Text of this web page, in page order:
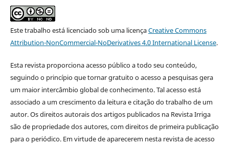
Este trabalho está licenciado sob uma licençaCreative Commons
Attribution-NonCommercial-NoDerivatives 4.0 International License.
Esta revista proporciona acesso público a todo seu conteúdo,
seguindo o princípio que tornar gratuito o acesso a pesquisas gera
um maior intercâmbio global de conhecimento. Tal acesso está
associado a um crescimento da leitura e citação do trabalho de um
autor. Os direitos autorais dos artigos publicados na Revista Irriga
são de propriedade dos autores, com direitos de primeira publicação
para o periódico. Em virtude de aparecerem nesta revista de acesso